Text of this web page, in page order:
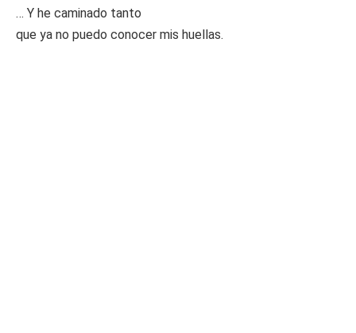
… Y he caminado tanto
que ya no puedo conocer mis huellas.